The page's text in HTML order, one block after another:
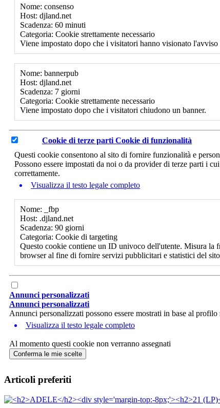
Nome: consenso
Host: djland.net
Scadenza: 60 minuti
Categoria: Cookie strettamente necessario
Viene impostato dopo che i visitatori hanno visionato
Nome: bannerpub
Host: djland.net
Scadenza: 7 giorni
Categoria: Cookie strettamente necessario
Viene impostato dopo che i visitatori chiudono un banner.
Cookie di terze parti Cookie di funzionalità
Questi cookie consentono al sito di fornire funzionalità e
Possono essere impostati da noi o da provider di terze parti i
correttamente.
Visualizza il testo legale completo
Nome: _fbp
Host: .djland.net
Scadenza: 90 giorni
Categoria: Cookie di targeting
Questo cookie contiene un ID univoco dell'utente. Misura la
browser al fine di fornire servizi pubblicitari e statistici del
Annunci personalizzati
Annunci personalizzati
Annunci personalizzati possono essere mostrati in base al
Visualizza il testo legale completo
Al momento questi cookie non verranno assegnati
Conferma le mie scelte
Articoli preferiti